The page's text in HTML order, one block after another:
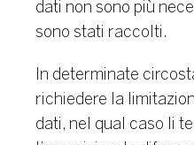
dati non sono più
sono stati raccolti.
In determinate
richiedere la
dati, nel qual caso li